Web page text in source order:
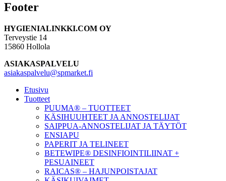
Footer
HYGIENIALINKKI.COM OY
Terveystie 14
15860 Hollola
ASIAKASPALVELU
asiakaspalvelu@spmarket.fi
Etusivu
Tuotteet
PUUMA® – TUOTTEET
KÄSIHUUHTEET JA ANNOSTELIJAT
SAIPPUA-ANNOSTELIJAT JA TÄYTÖT
ENSIAPU
PAPERIT JA TELINEET
BETEWIPE® DESINFIOINTILIINAT +
PESUAINEET
RAICAS® – HAJUNPOISTAJAT